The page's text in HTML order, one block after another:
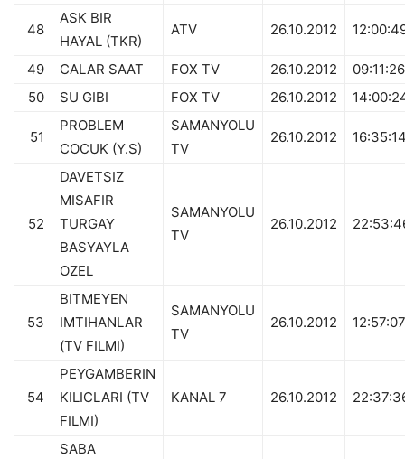
48
ASK BIR
HAYAL (TKR)
ATV 26.10.2012
49 CALAR SAAT FOX TV 26.10.2012
09:11:26
50
SU GIBI FOX TV 26.10.2012
51
PROBLEM
COCUK (Y.S)
SAMANYOLU
TV
26.10.2012
52
DAVETSIZ
MISAFIR
TURGAY
BASYAYLA
OZEL
SAMANYOLU
TV
26.10.2012
53
BITMEYEN
IMTIHANLAR
(TV FILMI)
SAMANYOLU
TV
26.10.2012 12:57:07
54
PEYGAMBERIN
KILICLARI (TV
FILMI)
KANAL 7 26.10.2012
SABA